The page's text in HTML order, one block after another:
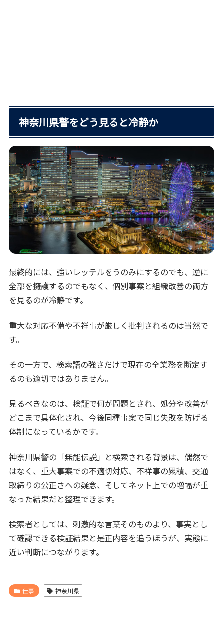
神奈川県警をどう見ると冷静か
最終的には、強いレッテルをうのみにするのでも、逆に
全部を擁護するのでもなく、個別事案と組織改善の両方
を見るのが冷静です。
重大な対応不備や不祥事が厳しく批判されるのは当然で
す。
その一方で、検索語の強さだけで現在の全業務を断定す
るのも適切ではありません。
見るべきなのは、検証で何が問題とされ、処分や改善が
どこまで具体化され、今後同種事案で同じ失敗を防げる
体制になっているかです。
神奈川県警の「無能伝説」と検索される背景は、偶然で
はなく、重大事案での不適切対応、不祥事の累積、交通
取締りの公正さへの疑念、そしてネット上での増幅が重
なった結果だと整理できます。
検索者としては、刺激的な言葉そのものより、事実とし
て確認できる検証結果と是正内容を追うほうが、実態に
近い判断につながります。
仕事 神奈川県